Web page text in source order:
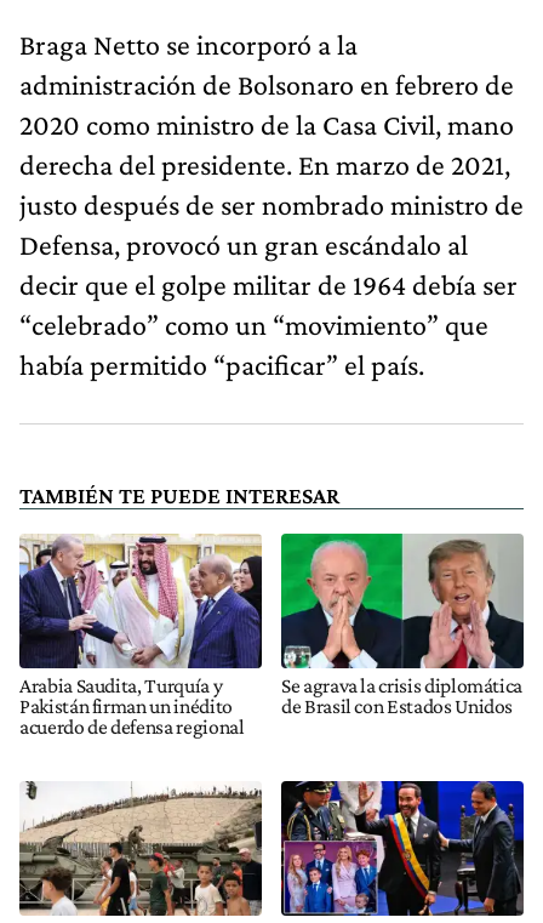
Braga Netto se incorporó a la
administración de Bolsonaro en febrero de
2020 como ministro de la Casa Civil, mano
derecha del presidente. En marzo de 2021,
justo después de ser nombrado ministro de
Defensa, provocó un gran escándalo al
decir que el golpe militar de 1964 debía ser
“celebrado” como un “movimiento” que
había permitido “pacificar” el país.
TAMBIÉN TE PUEDE INTERESAR
Arabia Saudita, Turquía y
Pakistán firman un inédito
acuerdo de defensa regional
Se agrava la crisis diplomática
de Brasil con Estados Unidos